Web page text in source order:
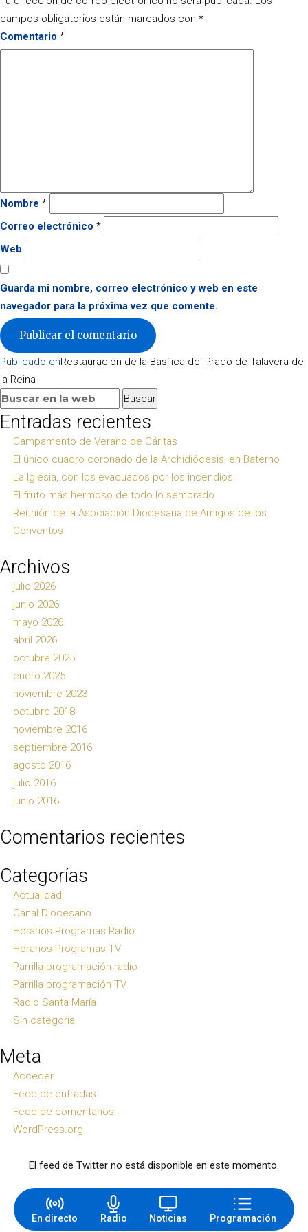
campos obligatorios están marcados con *
Comentario *
Nombre *
Correo electrónico *
Web
Guarda mi nombre, correo electrónico y web en este
navegador para la próxima vez que comente.
Navegación
de
entradas
Publicado enRestauración de la Basílica del Prado de Talavera de
la Reina
Buscar:
Buscar
Entradas recientes
Campamento de Verano de Cáritas
El único cuadro coronado de la Archidiócesis, en Baterno
La Iglesia, con los evacuados por los incendios
El fruto más hermoso de todo lo sembrado
Reunión de la Asociación Diocesana de Amigos de los
Conventos
Archivos
julio 2026
junio 2026
mayo 2026
abril 2026
octubre 2025
enero 2025
noviembre 2023
octubre 2018
noviembre 2016
septiembre 2016
agosto 2016
julio 2016
junio 2016
Comentarios recientes
Categorías
Actualidad
Canal Diocesano
Horarios Programas Radio
Horarios Programas TV
Parrilla programación radio
Parrilla programación TV
Radio Santa María
Sin categoría
Meta
Acceder
Feed de entradas
Feed de comentarios
WordPress.org
El feed de Twitter no está disponible en este momento.
En directo Radio Noticias Programación